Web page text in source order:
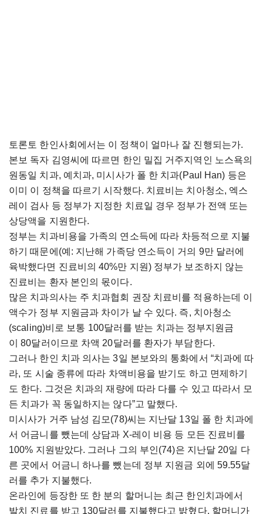
토론토 한인사회에서는 이 정책이 얼마나 잘 진행되는가.
본보 독자 김영씨에 따르면 한인 밀집 거주지역인 노스욕의
원동일 치과, 예치과, 미시사가 폴 한 치과(Paul Han) 등은
이미 이 정책을 따르기 시작했다. 치료비는 치아청소, 엑스
레이 검사 등 정부가 지정한 치료일 경우 정부가 전액 또는
상당액을 지원한다.
정부는 치과비용을 가족의 연소득에 따라 차등적으로 지불
하기 때문에 (예: 지난해 가족당 연소득이 거의 9만 달러에
육박했다면 진료비의 40%만 지원) 정부가 보조하지 않는
진료비는 환자 본인의 몫이다.
많은 치과의사는 주 치과협회 권장 치료비를 적용하는데 이
액수가 정부 지원금과 차이가 날 수 있다. 즉, 치아청소
(scaling)비로 보통 100달러를 받는 치과는 정부지원금
이 80달러이므로 차액 20달러를 환자가 부담한다.
그러나 한인 치과 의사는 3일 본보와의 통화에서 “치과에 따
라, 또 시술 종류에 따라 차액비용을 받기도 하고 면제하기
도 한다. 그것은 치과의 재량에 따라 다를 수 있고 따라서 모
든 치과가 꼭 동일하지는 않다”고 말했다.
미시사가 거주 남성 김모 (78)씨 는 지난달 13일 폴 한 치과에
서 어금니를 뺐는데 상담과 X-레이 비용 등 모든 진료비를
100% 지원받았다. 그러나 그의 부인(74)은 지난달 20일 다
른 곳에서 어금니 하나를 뺐는데 정부 지원금 외에 59.55달
러 를 추가 지불했다.
온라인에 등장한 또 한 분의 할머니는 최근 한인치과에서
발치 진료를 받고 130달러를 지불했다고 밝혔다. 할머니가